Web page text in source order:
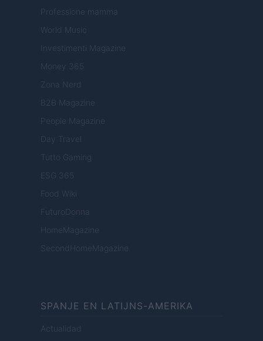
Professione mamma
World Music
Investimenti Magazine
Money 365
Zona Nerd
B2B Magazine
People Magazine
Day Travel
Tutto Gaming
ESG 365
Food Wiki
FuturoDonna
HomeMagazine
SecondHomeMagazine
SPANJE EN LATIJNS-AMERIKA
Actualidad